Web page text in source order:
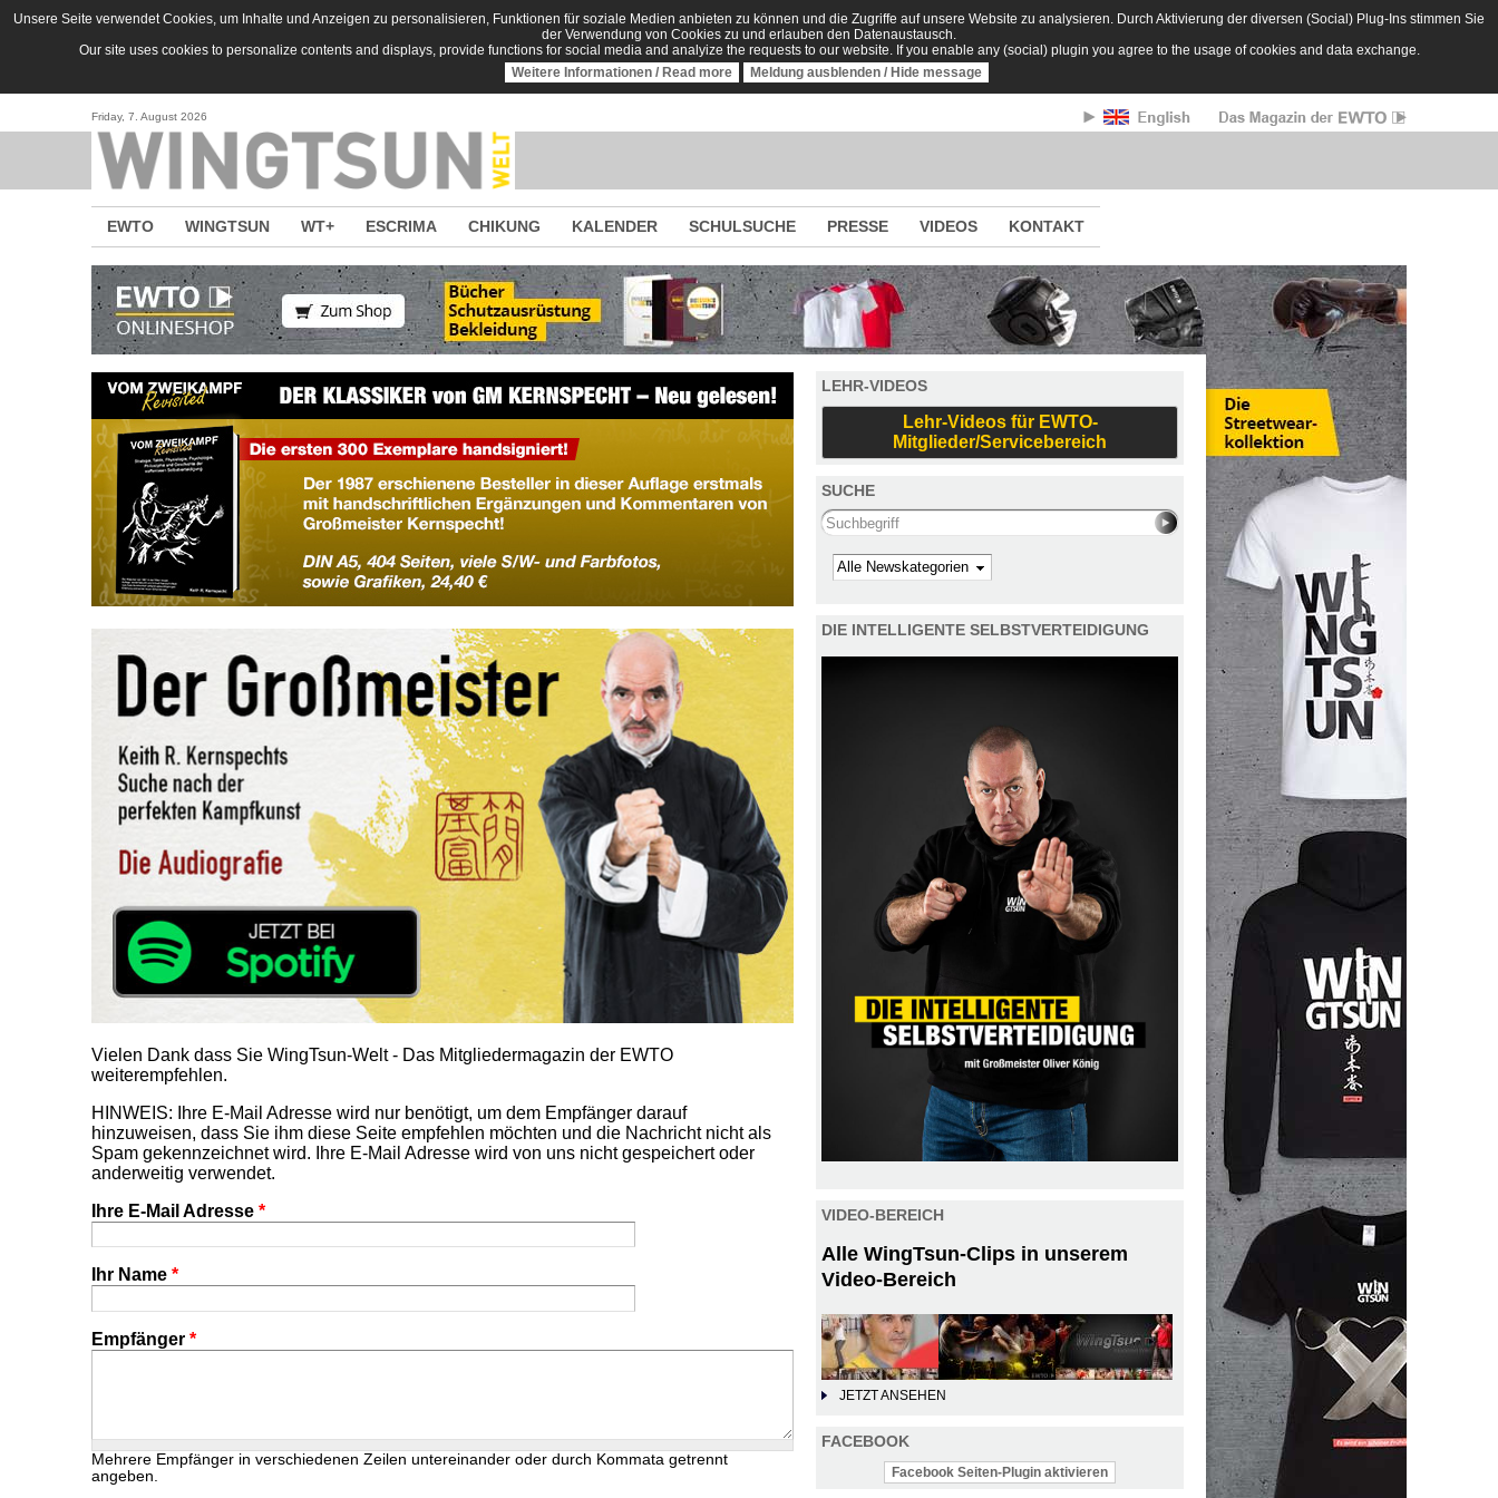
Direkt zum Inhalt
Unsere Seite verwendet Cookies, um Inhalte und Anzeigen zu personalisieren, Funktionen für soziale Medien anbieten zu können und die Zugriffe auf unsere Website zu analysieren. Durch Aktivierung der diversen (Social) Plug-Ins stimmen Sie
der Verwendung von Cookies zu und erlauben den Datenaustausch.
Our site uses cookies to personalize contents and displays, provide functions for social media and analyize the requests to our website. If you enable any (social) plugin you agree to the usage of cookies and data exchange.
Weitere Informationen / Read more
Meldung ausblenden / Hide message
Friday, 7. August 2026
EWTO WINGTSUN WT+ ESCRIMA CHIKUNG KALENDER SCHULSUCHE PRESSE VIDEOS KONTAKT
Vielen Dank dass Sie WingTsun-Welt - Das Mitgliedermagazin der EWTO
weiterempfehlen.
HINWEIS: Ihre E-Mail Adresse wird nur benötigt, um dem Empfänger darauf
hinzuweisen, dass Sie ihm diese Seite empfehlen möchten und die Nachricht nicht als
Spam gekennzeichnet wird. Ihre E-Mail Adresse wird von uns nicht gespeichert oder
anderweitig verwendet.
Ihre E-Mail Adresse *
Ihr Name *
Empfänger *
Mehrere Empfänger in verschiedenen Zeilen untereinander oder durch Kommata getrennt
angeben.
LEHR-VIDEOS
Lehr-Videos für EWTO-
Mitglieder/Servicebereich
SUCHE
Search this site
Kategorie
DIE INTELLIGENTE SELBSTVERTEIDIGUNG
VIDEO-BEREICH
Alle WingTsun-Clips in unserem
Video-Bereich
JETZT ANSEHEN
FACEBOOK
Facebook Seiten-Plugin aktivieren